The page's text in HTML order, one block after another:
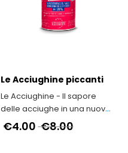
Le Acciughine piccanti
Le Acciughine - Il sapore
delle acciughe in una nuova
forma
€8.00
€4.00